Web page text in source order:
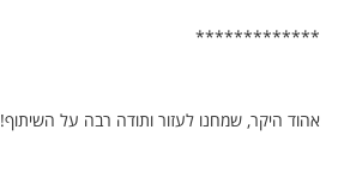
*************
אהוד היקר, שמחנו לעזור ותודה רבה על השיתוף!